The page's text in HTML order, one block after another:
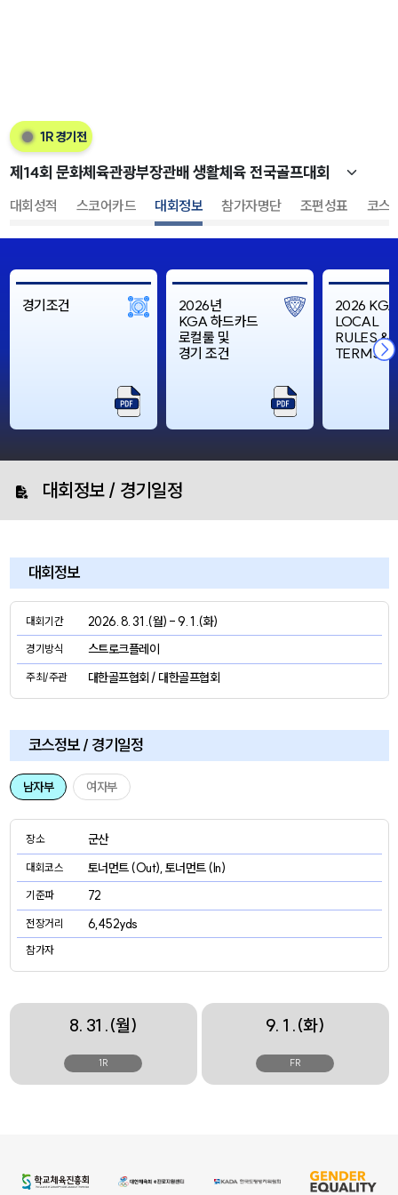
1R 경기전
대회성적 스코어카드 대회정보 참가자명단 조편성표 코스
경기조건
2026년
KGA 하드카드
로컬룰 및
경기 조건
2026 KGA
LOCAL
RULES &
TERMS
대회정보 / 경기일정
대회정보
2026. 8. 31 .(월) - 9. 1 .(화)
대회기간
스트로크플레이
경기방식
대한골프협회 / 대한골프협회
주최/주관
코스정보 / 경기일정
남자부 여자부
군산
장소
토너먼트 (Out), 토너먼트 (In)
대회코스
72
기준파
6,452yds
전장거리
참가자
8. 31 .(월)
1R
9. 1 .(화)
FR